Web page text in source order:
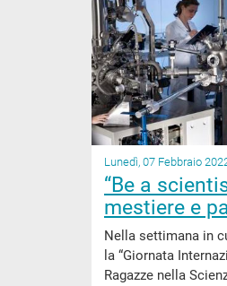
Lunedì, 07 Febbraio
“Be a
mestiere e
Nella settimana in
la “Giornata
Ragazze nella